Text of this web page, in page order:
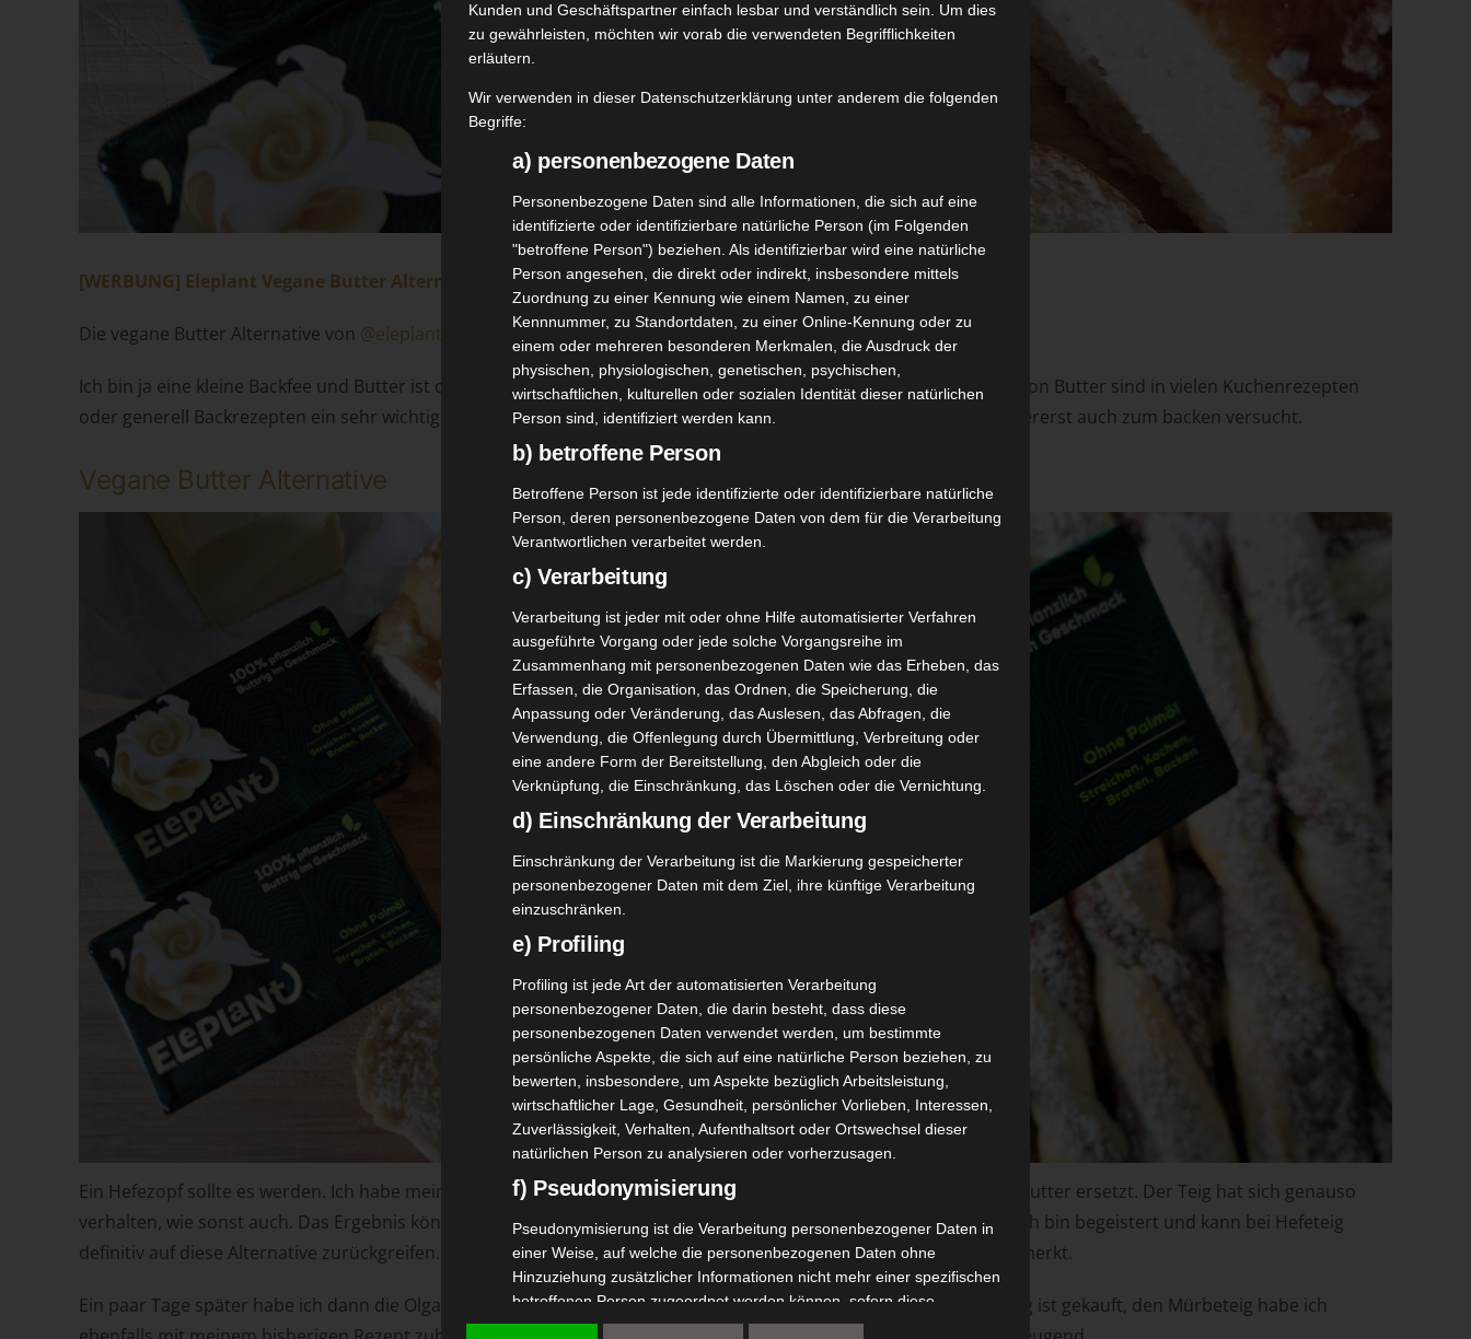
[WERBUNG] Eleplant Vegane Butter Alternative
Die vegane Butter Alternative von @eleplant_de durfte ich über@brandnooznun einige Wochen gratis testen.
Ich bin ja eine kleine Backfee und Butter ist da ja absolut nicht weg zu denken. Die Konsistenz und der Geschmack von Butter sind in vielen Kuchenrezepten
oder generell Backrezepten ein sehr wichtiger Bestandteil. Deswegen habe ich die Eleplant Butter Alternative zu allererst auch zum backen versucht.
Vegane Butter Alternative
Ein Hefezopf sollte es werden. Ich habe mein bisheriges Rezept dafür genommen und die Butter durch meine Testbutter ersetzt. Der Teig hat sich genauso
verhalten, wie sonst auch. Das Ergebnis könnt ihr auf Bild 1 erkennen. Schön fluffig und lecker, so wie sonst auch. Ich bin begeistert und kann bei Hefeteig
definitiv auf diese Alternative zurückgreifen. Geschmacklich hat man tatsächlich überhaupt keinen Unterschied bemerkt.
Ein paar Tage später habe ich dann die Olgastangen auf Bild 2 gezaubert. Ein Mürbeteig dann dieses Mal. Blätterteig ist gekauft, den Mürbeteig habe ich
Kunden und Geschäftspartner einfach lesbar und verständlich sein. Um dies
zu gewährleisten, möchten wir vorab die verwendeten Begrifflichkeiten
erläutern.
Wir verwenden in dieser Datenschutzerklärung unter anderem die folgenden
Begriffe:
a) personenbezogene Daten
Personenbezogene Daten sind alle Informationen, die sich auf eine
identifizierte oder identifizierbare natürliche Person (im Folgenden
"betroffene Person") beziehen. Als identifizierbar wird eine natürliche
Person angesehen, die direkt oder indirekt, insbesondere mittels
Zuordnung zu einer Kennung wie einem Namen, zu einer
Kennnummer, zu Standortdaten, zu einer Online-Kennung oder zu
einem oder mehreren besonderen Merkmalen, die Ausdruck der
physischen, physiologischen, genetischen, psychischen,
wirtschaftlichen, kulturellen oder sozialen Identität dieser natürlichen
Person sind, identifiziert werden kann.
b) betroffene Person
Betroffene Person ist jede identifizierte oder identifizierbare natürliche
Person, deren personenbezogene Daten von dem für die Verarbeitung
Verantwortlichen verarbeitet werden.
c) Verarbeitung
Verarbeitung ist jeder mit oder ohne Hilfe automatisierter Verfahren
ausgeführte Vorgang oder jede solche Vorgangsreihe im
Zusammenhang mit personenbezogenen Daten wie das Erheben, das
Erfassen, die Organisation, das Ordnen, die Speicherung, die
Anpassung oder Veränderung, das Auslesen, das Abfragen, die
Verwendung, die Offenlegung durch Übermittlung, Verbreitung oder
eine andere Form der Bereitstellung, den Abgleich oder die
Verknüpfung, die Einschränkung, das Löschen oder die Vernichtung.
d) Einschränkung der Verarbeitung
Einschränkung der Verarbeitung ist die Markierung gespeicherter
personenbezogener Daten mit dem Ziel, ihre künftige Verarbeitung
einzuschränken.
e) Profiling
Profiling ist jede Art der automatisierten Verarbeitung
personenbezogener Daten, die darin besteht, dass diese
personenbezogenen Daten verwendet werden, um bestimmte
persönliche Aspekte, die sich auf eine natürliche Person beziehen, zu
bewerten, insbesondere, um Aspekte bezüglich Arbeitsleistung,
wirtschaftlicher Lage, Gesundheit, persönlicher Vorlieben, Interessen,
Zuverlässigkeit, Verhalten, Aufenthaltsort oder Ortswechsel dieser
natürlichen Person zu analysieren oder vorherzusagen.
f) Pseudonymisierung
Pseudonymisierung ist die Verarbeitung personenbezogener Daten in
einer Weise, auf welche die personenbezogenen Daten ohne
Hinzuziehung zusätzlicher Informationen nicht mehr einer spezifischen
betroffenen Person zugeordnet werden können, sofern diese
zusätzlichen Informationen gesondert aufbewahrt werden und